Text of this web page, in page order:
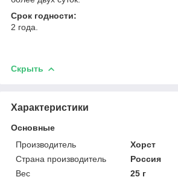
Срок годности:
2 года.
Скрыть
Характеристики
Основные
Производитель
Хорст
Страна производитель
Россия
Вес
25 г